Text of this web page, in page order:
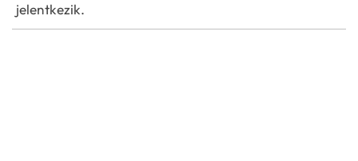
jelentkezik.